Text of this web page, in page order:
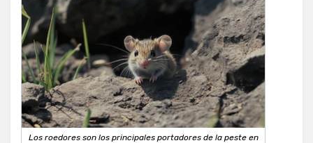
Los roedores son los principales portadores de la peste en